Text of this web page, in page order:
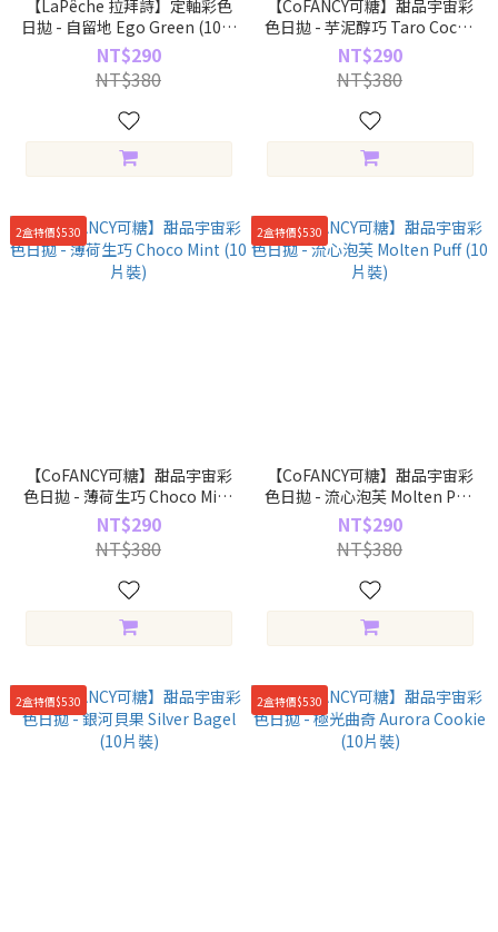
【LaPêche 拉拜詩】定軸彩色
日拋 - 自留地 Ego Green (10片
裝)
NT$290
NT$380
【CoFANCY可糖】甜品宇宙彩
色日拋 - 芋泥醇巧 Taro Cocoa
(10片裝)
NT$290
NT$380
2盒特價$530
【CoFANCY可糖】甜品宇宙彩
色日拋 - 薄荷生巧 Choco Mint
(10片裝)
NT$290
NT$380
2盒特價$530
【CoFANCY可糖】甜品宇宙彩
色日拋 - 流心泡芙 Molten Puff
(10片裝)
NT$290
NT$380
2盒特價$530 2盒特價$530